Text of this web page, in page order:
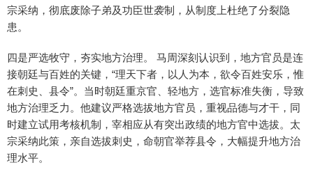
宗采纳，彻底废除子弟及功臣世袭制，从制度上杜绝了分裂隐
患。
四是严选牧守，夯实地方治理。 马周深刻认识到，地方官员是连
接朝廷与百姓的关键，“理天下者，以人为本，欲令百姓安乐，惟
在刺史、县令”。当时朝廷重京官、轻地方，选官标准失衡，导致
地方治理乏力。他建议严格选拔地方官员，重视品德与才干，同
时建立试用考核机制，宰相应从有突出政绩的地方官中选拔。太
宗采纳此策，亲自选拔刺史，命朝官举荐县令，大幅提升地方治
理水平。